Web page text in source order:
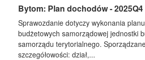
Bytom: Plan dochodów - 2025Q4
Sprawozdanie dotyczy wykonania
budżetowych samorządowej jednostki
samorządu terytorialnego.
szczegółowości: dział,...